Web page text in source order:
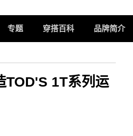
专题 穿搭百科 品牌简介
TOD'S 1T系列运